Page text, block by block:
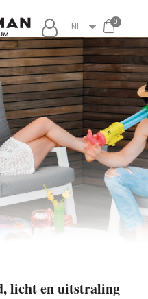
NL
licht en uitstraling